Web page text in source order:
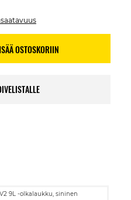
OSTOSKORIIN
9L -olkalaukku, sininen